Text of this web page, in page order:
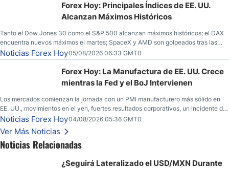
Forex Hoy: Principales Índices de EE. UU.
Alcanzan Máximos Históricos
Tanto el Dow Jones 30 como el S&P 500 alcanzan máximos históricos; el DAX
encuentra nuevos máximos el martes; SpaceX y AMD son golpeados tras las
llamadas de ganancias; el petróleo crudo cae por debajo de los $80 con nuevas
esperanzas; el dólar estadounidense continúa intentando estabilizarse frente al
yen; el peso mexicano ve un repunte a medida que las tasas caen en EE. UU.
Noticias Forex Hoy05/08/2026 06:33 GMT0
Forex Hoy: La Manufactura de EE. UU. Crece
mientras la Fed y el BoJ Intervienen
Los mercados comienzan la jornada con un PMI manufacturero más sólido en
EE. UU., movimientos en el yen, fuertes resultados corporativos, un incidente de
seguridad en Bitcoin y nuevas señales desde el mercado del petróleo.
Noticias Forex Hoy04/08/2026 05:36 GMT0
Ver Más Noticias
Noticias Relacionadas
¿Seguirá Lateralizado el USD/MXN Durante